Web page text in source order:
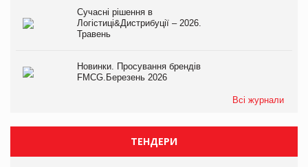
Сучасні рішення в
Логістиці&Дистрибуції – 2026.
Травень
Новинки. Просування брендів
FMCG.Березень 2026
Всі журнали
ТЕНДЕРИ